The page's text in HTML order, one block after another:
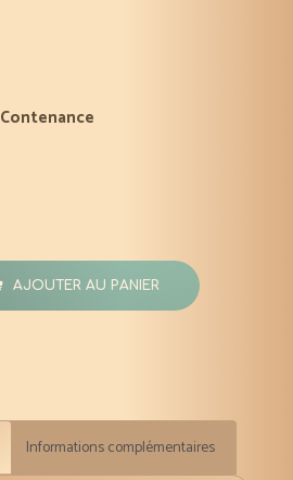
Contenance
AJOUTER AU PANIER
Informations complémentaires